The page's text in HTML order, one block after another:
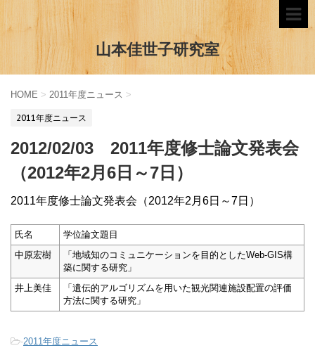
山本佳世子研究室
HOME > 2011年度ニュース >
2011年度ニュース
2012/02/03 2011年度修士論文発表会
（2012年2月6日～7日）
2011年度修士論文発表会（2012年2月6日～7日）
氏名
学位論文題目
中原宏樹
「地域知のコミュニケーションを目的としたWeb-GIS構
築に関する研究」
井上美佳
「遺伝的アルゴリズムを用いた観光関連施設配置の評価
方法に関する研究」
-2011年度ニュース